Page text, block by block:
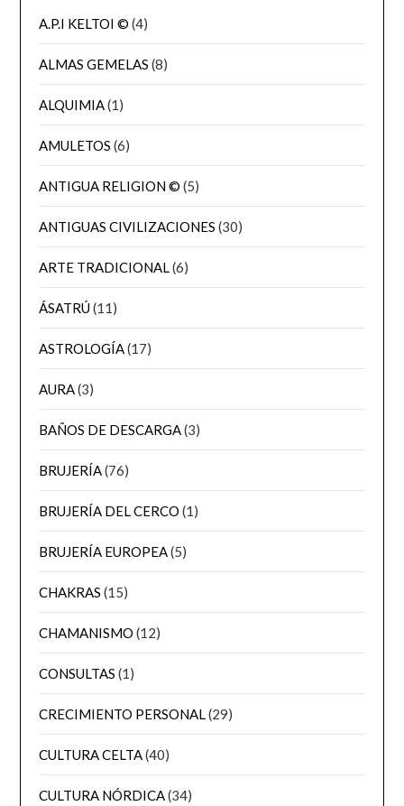
A.P.I KELTOI © (4)
ALMAS GEMELAS (8)
ALQUIMIA(1)
AMULETOS (6)
ANTIGUA RELIGION © (5)
ANTIGUAS CIVILIZACIONES (30)
ARTE TRADICIONAL(6)
ÁSATRÚ(11)
ASTROLOGÍA(17)
AURA(3)
BAÑOS DE DESCARGA(3)
BRUJERÍA(76)
BRUJERÍA DEL CERCO (1)
BRUJERÍA EUROPEA(5)
CHAKRAS (15)
CHAMANISMO (12)
CONSULTAS (1)
CRECIMIENTO PERSONAL(29)
CULTURA CELTA(40)
CULTURA NÓRDICA(34)